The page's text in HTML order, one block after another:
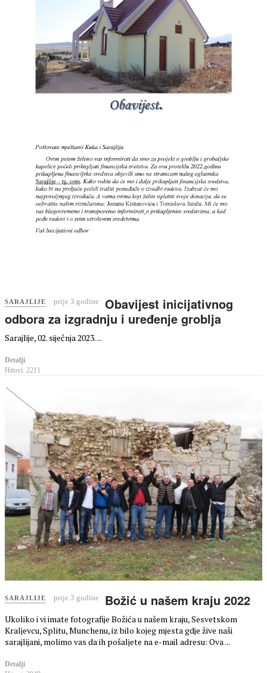
SARAJLIJE prije 3 godine
Obavijest inicijativnog
odbora za izgradnju i uređenje groblja
Sarajlije, 02. siječnja 2023. ...
Detalji
Hitovi: 2211
SARAJLIJE prije 3 godine Božić u našem kraju 2022
Ukoliko i vi imate fotografije Božića u našem kraju, Sesvetskom
Kraljevcu, Splitu, Munchenu, iz bilo kojeg mjesta gdje žive naši
sarajlijani, molimo vas da ih pošaljete na e-mail adresu: Ova ...
Detalji